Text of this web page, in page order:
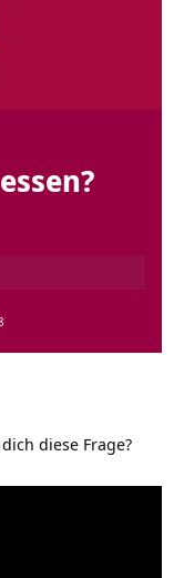
diese Frage?